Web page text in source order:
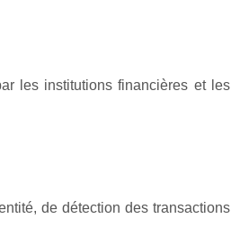
les institutions financières et les
de détection des transactions